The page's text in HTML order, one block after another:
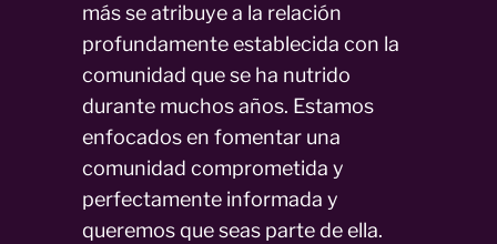
más se atribuye a la relación
profundamente establecida con la
comunidad que se ha nutrido
durante muchos años. Estamos
enfocados en fomentar una
comunidad comprometida y
perfectamente informada y
queremos que seas parte de ella.